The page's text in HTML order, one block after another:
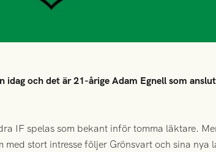
och det är 21-årige Adam Egnell som
IF spelas som bekant inför tomma läktare.
stort intresse följer Grönsvart och sina nya